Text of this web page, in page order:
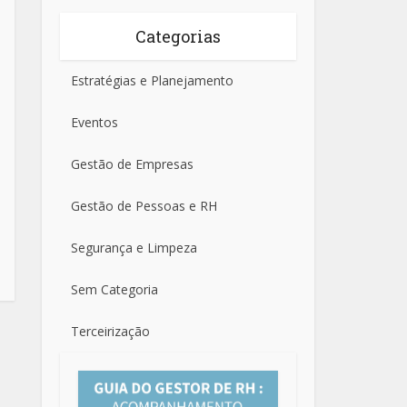
Categorias
Estratégias e Planejamento
Eventos
Gestão de Empresas
Gestão de Pessoas e RH
Segurança e Limpeza
Sem Categoria
Terceirização